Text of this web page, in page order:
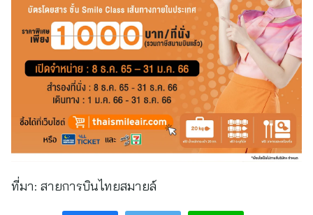
ที่มา: สายการบินไทยสมายล์